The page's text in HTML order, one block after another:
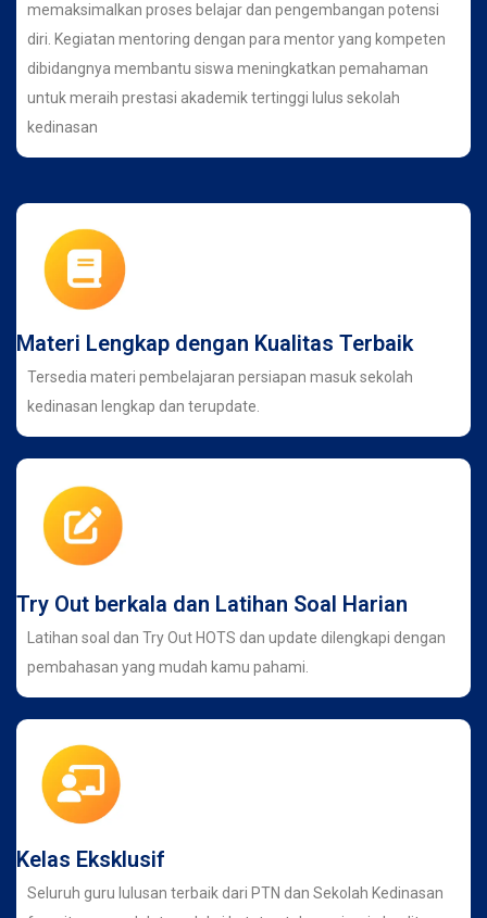
memaksimalkan proses belajar dan pengembangan potensi
diri. Kegiatan mentoring dengan para mentor yang kompeten
dibidangnya membantu siswa meningkatkan pemahaman
untuk meraih prestasi akademik tertinggi lulus sekolah
kedinasan
Materi Lengkap dengan Kualitas Terbaik
Tersedia materi pembelajaran persiapan masuk sekolah
kedinasan lengkap dan terupdate.
Try Out berkala dan Latihan Soal Harian
Latihan soal dan Try Out HOTS dan update dilengkapi dengan
pembahasan yang mudah kamu pahami.
Kelas Eksklusif
Seluruh guru lulusan terbaik dari PTN dan Sekolah Kedinasan